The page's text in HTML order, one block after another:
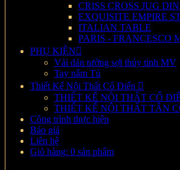
CRISS CROSS JUG
EXQUISITE EMPIRE
ITALIAN TABLE
PARIS - FRANCESCO
PHỤ KIỆN
Vải dán tường sợi thủy tinh MV
Tay nắm Tủ
Thiết Kế Nội Thất Cổ Điển
THIẾT KẾ NỘI THẤT CỔ
THIẾT KẾ NỘI THẤT TÂN
Công trình thực hiện
Báo giá
Liên hệ
Giỏ hàng: 0 sản phẩm